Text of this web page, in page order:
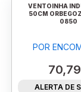
VENTOINHA
50CM
0850
POR
ALERTA DE